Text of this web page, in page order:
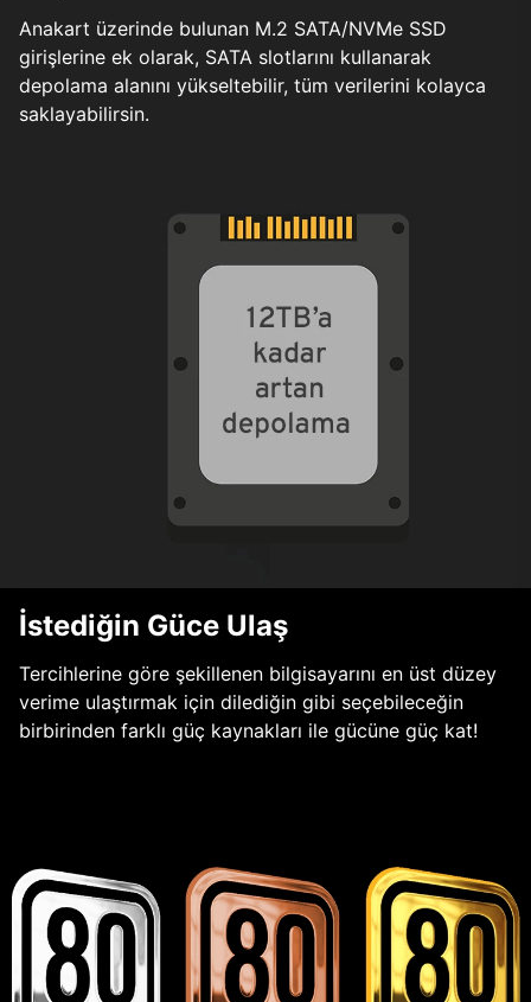
Anakart üzerinde bulunan M.2 SATA/NVMe SSD
girişlerine ek olarak, SATA slotlarını kullanarak
depolama alanını yükseltebilir, tüm verilerini kolayca
saklayabilirsin.
İstediğin Güce Ulaş
Tercihlerine göre şekillenen bilgisayarını en üst düzey
verime ulaştırmak için dilediğin gibi seçebileceğin
birbirinden farklı güç kaynakları ile gücüne güç kat!